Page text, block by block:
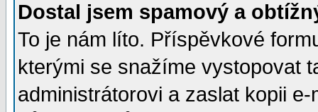
Dostal jsem spamový a
To je nám líto. Příspěvkové
kterými se snažíme vystopovat
administrátorovi a zaslat kopii